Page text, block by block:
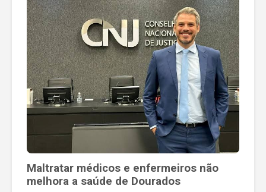
Maltratar médicos e enfermeiros não
melhora a saúde de Dourados